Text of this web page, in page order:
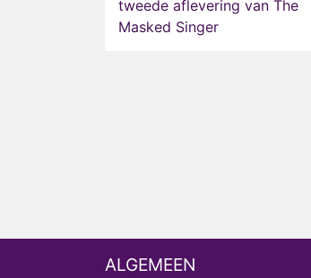
tweede aflevering van The
Masked Singer
ALGEMEEN